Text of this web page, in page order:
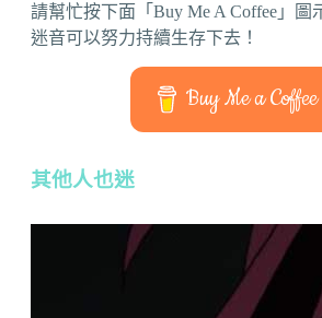
請幫忙按下面「Buy Me A Coffee」圖
迷音可以努力持續生存下去！
Buy Me a Coffee
其他人也迷